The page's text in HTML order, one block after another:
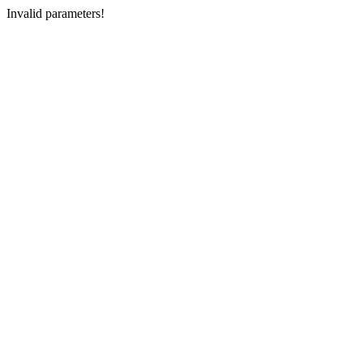
Invalid parameters!